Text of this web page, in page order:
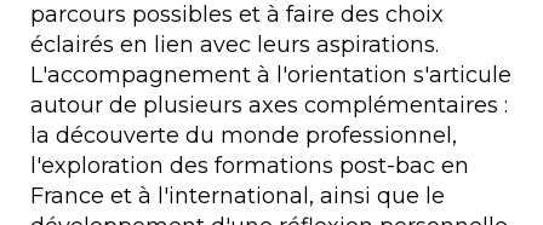
parcours possibles et à faire des choix
éclairés en lien avec leurs aspirations.
L'accompagnement à l'orientation s'articule
autour de plusieurs axes complémentaires :
la découverte du monde professionnel,
l'exploration des formations post-bac en
France et à l'international, ainsi que le